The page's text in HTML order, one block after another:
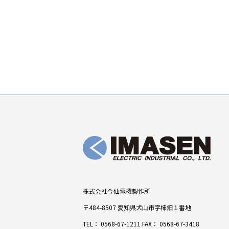
株式会社今仙電機製作所
〒484-8507 愛知県犬山市字柿畑１番地
TEL： 0568-67-1211 FAX： 0568-67-3418